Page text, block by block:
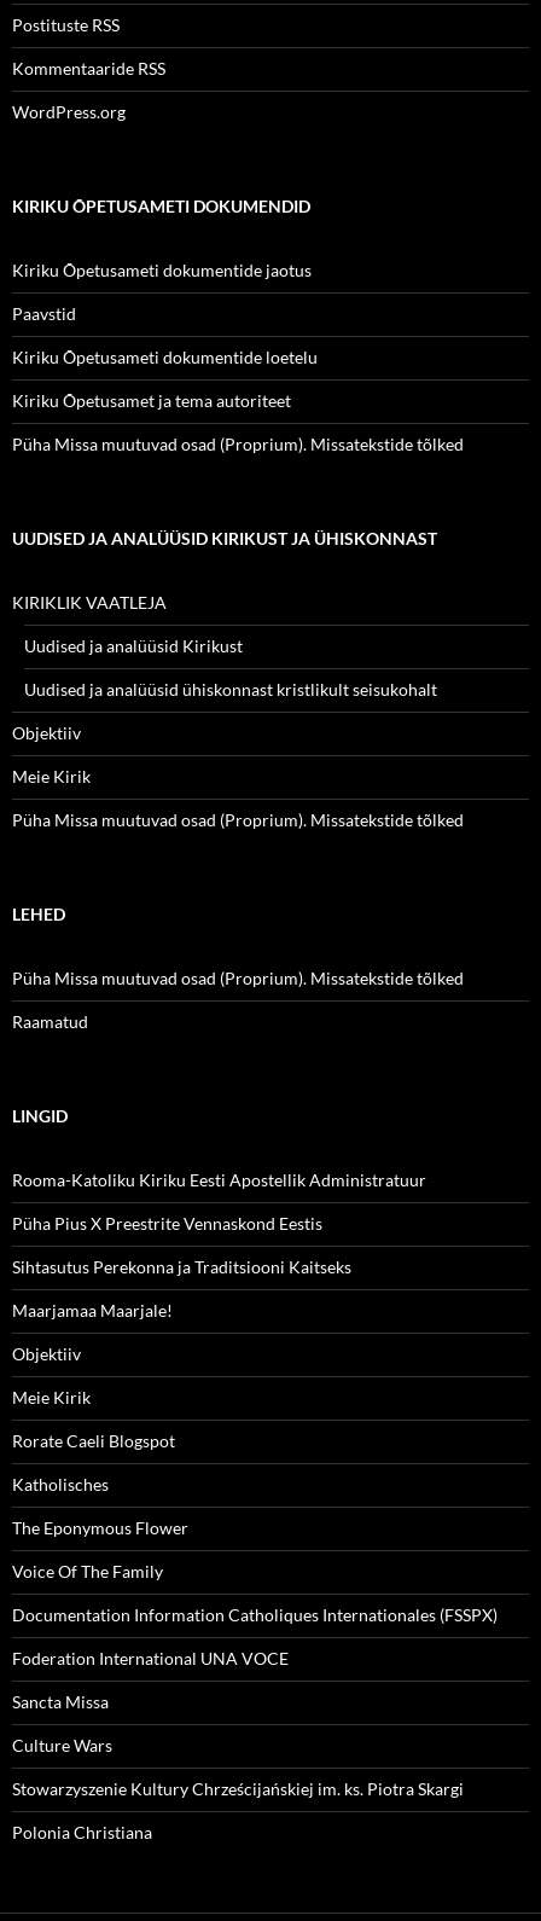
Postituste RSS
Kommentaaride RSS
WordPress.org
KIRIKU ÕPETUSAMETI DOKUMENDID
Kiriku Õpetusameti dokumentide jaotus
Paavstid
Kiriku Õpetusameti dokumentide loetelu
Kiriku Õpetusamet ja tema autoriteet
Püha Missa muutuvad osad (Proprium). Missatekstide tõlked
UUDISED JA ANALÜÜSID KIRIKUST JA ÜHISKONNAST
KIRIKLIK VAATLEJA
Uudised ja analüüsid Kirikust
Uudised ja analüüsid ühiskonnast kristlikult seisukohalt
Objektiiv
Meie Kirik
Püha Missa muutuvad osad (Proprium). Missatekstide tõlked
LEHED
Püha Missa muutuvad osad (Proprium). Missatekstide tõlked
Raamatud
LINGID
Rooma-Katoliku Kiriku Eesti Apostellik Administratuur
Püha Pius X Preestrite Vennaskond Eestis
Sihtasutus Perekonna ja Traditsiooni Kaitseks
Maarjamaa Maarjale!
Objektiiv
Meie Kirik
Rorate Caeli Blogspot
Katholisches
The Eponymous Flower
Voice Of The Family
Documentation Information Catholiques Internationales (FSSPX)
Foderation International UNA VOCE
Sancta Missa
Culture Wars
Stowarzyszenie Kultury Chrześcijańskiej im. ks. Piotra Skargi
Polonia Christiana